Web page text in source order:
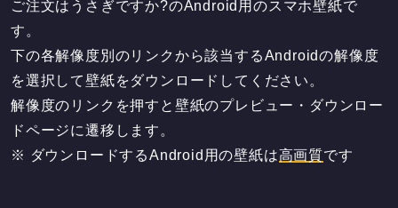
ご注文はうさぎですか?のAndroid用のスマホ壁紙で
す。
下の各解像度別のリンクから該当するAndroidの解像度
を選択して壁紙をダウンロードしてください。
解像度のリンクを押すと壁紙のプレビュー・ダウンロー
ドページに遷移します。
※ ダウンロードするAndroid用の壁紙は高画質です